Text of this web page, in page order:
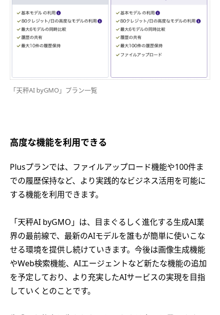
「天秤AI byGMO」プラン一覧
高度な機能を利用できる
Plusプランでは、ファイルアップロード機能や100件ま
での履歴保持など、より実践的なビジネス活用を可能に
する機能を利用できます。
「天秤AI byGMO」は、目まぐるしく進化する生成AI業
界の最前線で、最新のAIモデルを誰もが簡単に使いこな
せる環境を提供し続けていきます。今後は画像生成機能
やWeb検索機能、AIエージェントなど新たな機能の追加
を予定しており、より充実したAIサービスの実現を目指
していくとのことです。